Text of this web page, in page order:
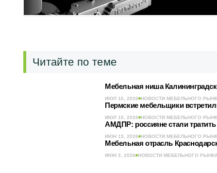
Читайте по теме
Мебельная ниша
ИЮЛ 16, 2026 НОВОСТИ МЕБЕЛЬНОГО
Пермские мебельщики
ИЮЛ 10, 2026 НОВОСТИ МЕБЕЛЬНОГО
АМДПР: россияне стали
ИЮН 15, 2026 НОВОСТИ МЕБЕЛЬНОГО
Мебельная отрасль
ИЮН 3, 2026 НОВОСТИ МЕБЕЛЬНОГО